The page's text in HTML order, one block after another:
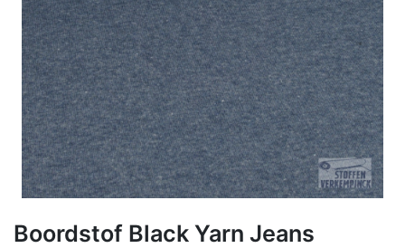
Boordstof Black Yarn Jeans